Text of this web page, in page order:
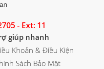
- Ext: 11
giúp nhanh
Khoản & Điều Kiện
Sách Bảo Mật